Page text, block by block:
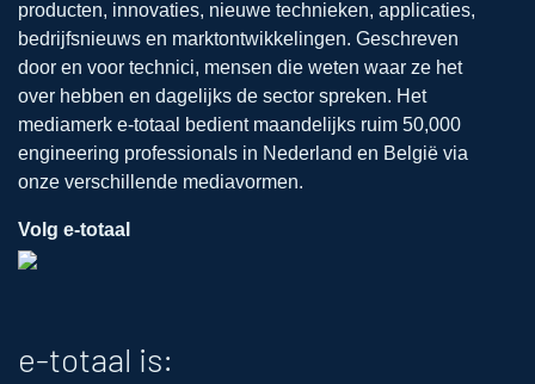
producten, innovaties, nieuwe technieken, applicaties,
bedrijfsnieuws en marktontwikkelingen. Geschreven
door en voor technici, mensen die weten waar ze het
over hebben en dagelijks de sector spreken. Het
mediamerk e-totaal bedient maandelijks ruim 50,000
engineering professionals in Nederland en België via
onze verschillende mediavormen.
Volg e-totaal
e-totaal is: